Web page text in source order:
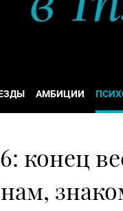
АМБИЦИИ
конец